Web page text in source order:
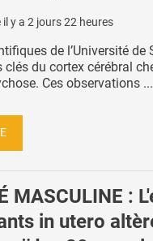
y a 2 jours 22 heures
de l’Université
clés du cortex cérébral
Ces observations ...
MASCULINE :
in utero